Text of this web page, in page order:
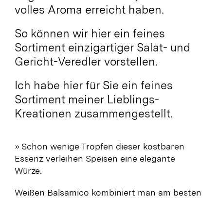
volles Aroma erreicht haben.
So können wir hier ein feines
Sortiment einzigartiger Salat- und
Gericht-Veredler vorstellen.
Ich habe hier für Sie ein feines
Sortiment meiner Lieblings-
Kreationen zusammengestellt.
» Schon wenige Tropfen dieser kostbaren
Essenz verleihen Speisen eine elegante
Würze.
Weißen Balsamico kombiniert man am besten